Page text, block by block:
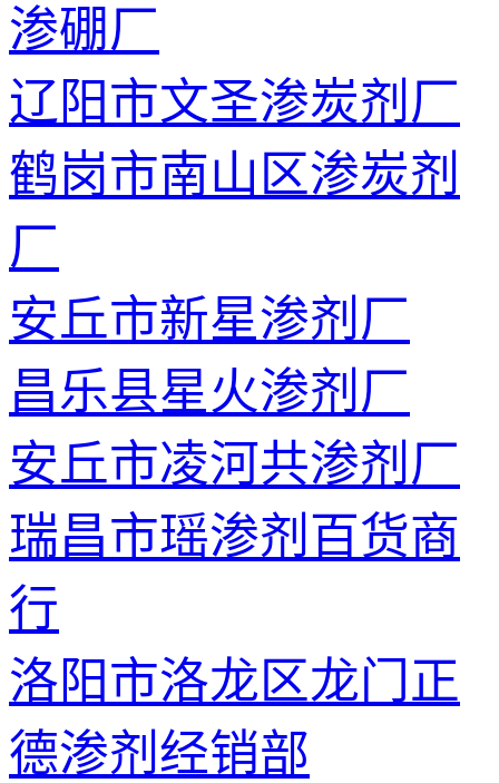
渗硼厂
辽阳市文圣渗炭剂厂
鹤岗市南山区渗炭剂
厂
安丘市新星渗剂厂
昌乐县星火渗剂厂
安丘市凌河共渗剂厂
瑞昌市瑶渗剂百货商
行
洛阳市洛龙区龙门正
德渗剂经销部